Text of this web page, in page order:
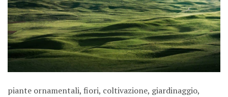
piante ornamentali, fiori, coltivazione, giardinaggio,